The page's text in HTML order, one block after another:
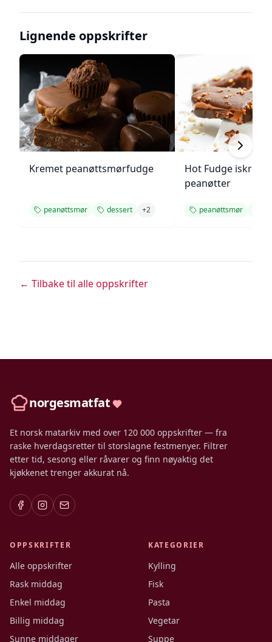
Lignende oppskrifter
Kremet peanøttsmørfudge
peanøttsmør dessert +2
Hot Fudge
peanøtter
peanøttsmør
← Tilbake til alle oppskrifter
norgesmatfat
Et norsk matarkiv med over 120 000 oppskrifter — fra
raske hverdagsretter til storslagne festmenyer. Filtrer
etter tid, sesong eller råvarer og finn nøyaktig det
kjøkkenet trenger akkurat nå.
OPPSKRIFTER
Alle oppskrifter
Rask middag
Enkel middag
Billig middag
Sunne middager
KATEGORIER
Kylling
Fisk
Pasta
Vegetar
Suppe